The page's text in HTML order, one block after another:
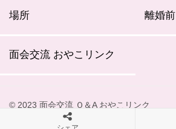
場所 離婚前
面会交流 おやこリンク
© 2023 面会交流 Ｑ＆A おやこリンク